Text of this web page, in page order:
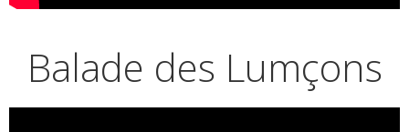
Balade des Lumçons